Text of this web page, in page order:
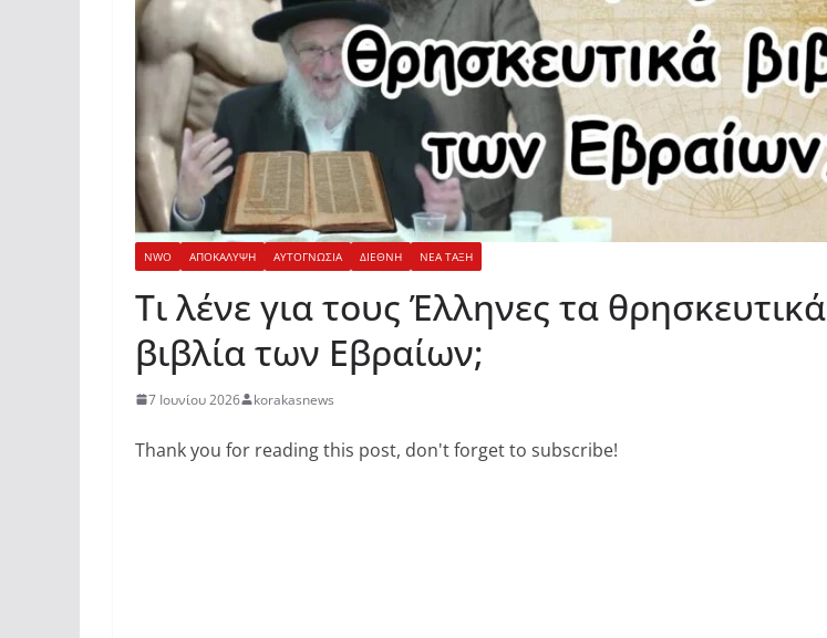
NWO ΑΠΟΚΑΛΥΨΗ ΑΥΤΟΓΝΩΣΙΑ ΔΙΕΘΝΗ ΝΕΑ ΤΑΞΗ
Τι λένε για τους Έλληνες τα θρησκευτικά
βιβλία των Εβραίων;
7 Ιουνίου 2026 korakasnews
Thank you for reading this post, don't forget to subscribe!